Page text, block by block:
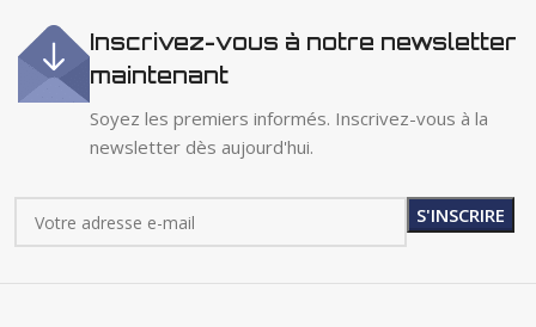
Inscrivez-vous à notre newsletter
maintenant
Soyez les premiers informés. Inscrivez-vous à la
newsletter dès aujourd'hui.